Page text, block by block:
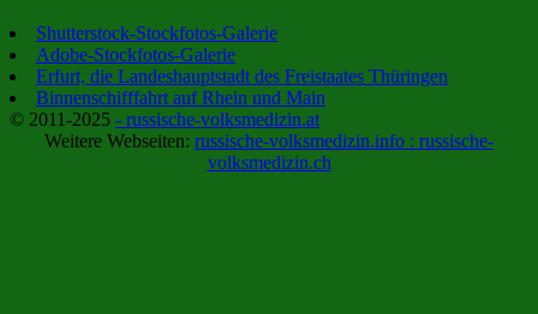
Shutterstock-Stockfotos-Galerie
Adobe-Stockfotos-Galerie
Erfurt, die Landeshauptstadt des Freistaates Thüringen
Binnenschifffahrt auf Rhein und Main
© 2011-2025 - russische-volksmedizin.at
Weitere Webseiten: russische-volksmedizin.info : russische-
volksmedizin.ch